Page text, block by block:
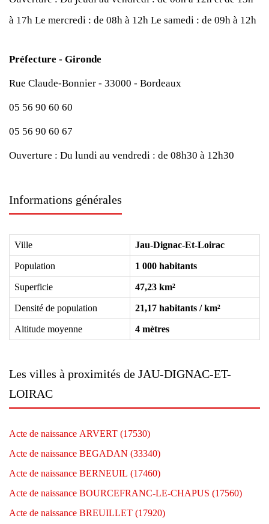
à 17h Le mercredi : de 08h à 12h Le samedi : de 09h à 12h
Préfecture - Gironde
Rue Claude-Bonnier - 33000 - Bordeaux
05 56 90 60 60
05 56 90 60 67
Ouverture : Du lundi au vendredi : de 08h30 à 12h30
Informations générales
Ville Jau-Dignac-Et-Loirac
Population 1 000 habitants
Superficie 47,23 km²
Densité de population 21,17 habitants / km²
Altitude moyenne 4 mètres
Les villes à proximités de JAU-DIGNAC-ET-
LOIRAC
Acte de naissance ARVERT (17530)
Acte de naissance BEGADAN (33340)
Acte de naissance BERNEUIL (17460)
Acte de naissance BOURCEFRANC-LE-CHAPUS (17560)
Acte de naissance BREUILLET (17920)